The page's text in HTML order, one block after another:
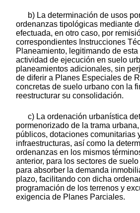
b) La determinación de usos
ordenanzas tipológicas mediante
efectuada, en otro caso, por
correspondientes Instrucciones
Planeamiento, legitimando de
actividad de ejecución en suelo
planeamientos adicionales, sin
de diferir a Planes Especiales de
concretas de suelo urbano con la
reestructurar su consolidación.
c) La ordenación urbanística
pormenorizado de la trama
públicos, dotaciones comunitarias
infraestructuras, así como la
ordenanzas en los mismos
anterior, para los sectores de
para absorber la demanda
plazo, facilitando con dicha
programación de los terrenos y
exigencia de Planes Parciales.